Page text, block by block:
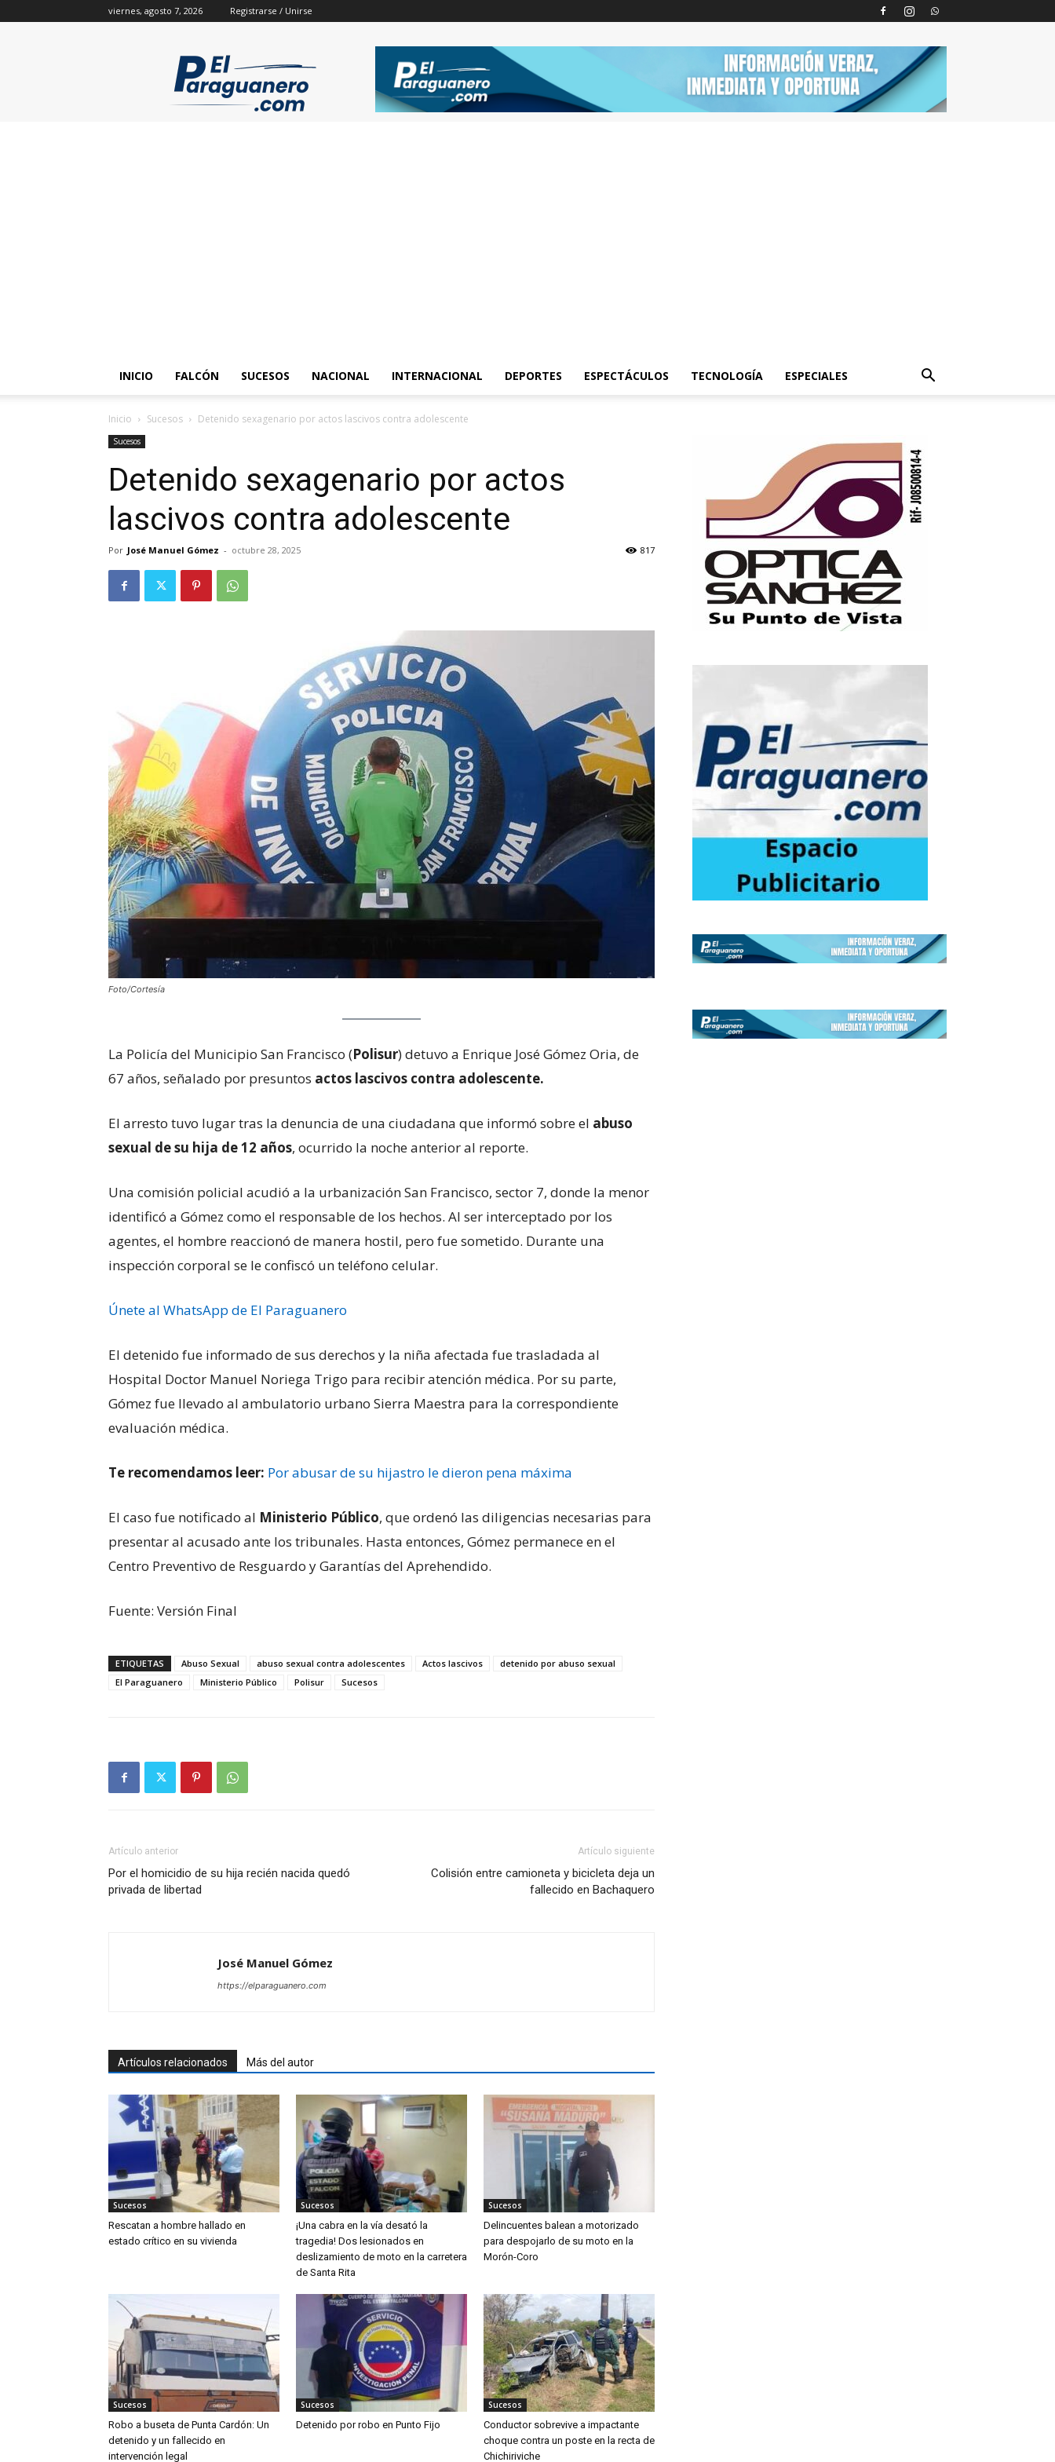
viernes, agosto 7, 2026 Registrarse / Unirse
INICIO FALCÓN SUCESOS NACIONAL INTERNACIONAL DEPORTES ESPECTÁCULOS TECNOLOGÍA ESPECIALES
Inicio Sucesos Detenido sexagenario por actos lascivos contra adolescente
Sucesos
Detenido sexagenario por actos
lascivos contra adolescente
Por José Manuel Gómez - octubre 28, 2025 817
Foto/Cortesía
La Policía del Municipio San Francisco (Polisur) detuvo a Enrique José Gómez Oria, de
67 años, señalado por presuntos actos lascivos contra adolescente.
El arresto tuvo lugar tras la denuncia de una ciudadana que informó sobre el abuso
sexual de su hija de 12 años, ocurrido la noche anterior al reporte.
Una comisión policial acudió a la urbanización San Francisco, sector 7, donde la menor
identificó a Gómez como el responsable de los hechos. Al ser interceptado por los
agentes, el hombre reaccionó de manera hostil, pero fue sometido. Durante una
inspección corporal se le confiscó un teléfono celular.
Únete al WhatsApp de El Paraguanero
El detenido fue informado de sus derechos y la niña afectada fue trasladada al
Hospital Doctor Manuel Noriega Trigo para recibir atención médica. Por su parte,
Gómez fue llevado al ambulatorio urbano Sierra Maestra para la correspondiente
evaluación médica.
Te recomendamos leer: Por abusar de su hijastro le dieron pena máxima
El caso fue notificado al Ministerio Público, que ordenó las diligencias necesarias para
presentar al acusado ante los tribunales. Hasta entonces, Gómez permanece en el
Centro Preventivo de Resguardo y Garantías del Aprehendido.
Fuente: Versión Final
ETIQUETAS Abuso Sexual abuso sexual contra adolescentes Actos lascivos
detenido por abuso sexual
El Paraguanero
Ministerio Público Polisur Sucesos
Artículo anterior
Por el homicidio de su hija recién nacida quedó
privada de libertad
Artículo siguiente
Colisión entre camioneta y bicicleta deja un
fallecido en Bachaquero
José Manuel Gómez
https://elparaguanero.com
Artículos relacionados Más del autor
Sucesos
Rescatan a hombre hallado en
estado crítico en su vivienda
Sucesos
¡Una cabra en la vía desató la
tragedia! Dos lesionados en
deslizamiento de moto en la carretera
de Santa Rita
Sucesos
Delincuentes balean a motorizado
para despojarlo de su moto en la
Morón-Coro
Sucesos
Robo a buseta de Punta Cardón: Un
detenido y un fallecido en
intervención legal
Sucesos
Detenido por robo en Punto Fijo
Sucesos
Conductor sobrevive a impactante
choque contra un poste en la recta de
Chichiriviche